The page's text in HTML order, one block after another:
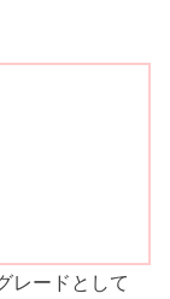
レードとして